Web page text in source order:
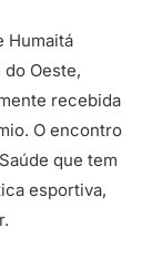
Humaitá
Oeste,
recebida
O encontro
que tem
esportiva,